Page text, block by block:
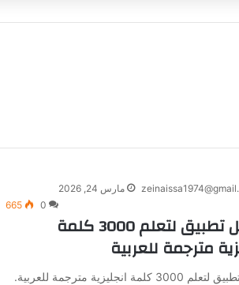
مارس 24, 2026
0
665
أسهل تطبيق لتعلم 3000 كلمة
مترجمة للعربية
أسهل تطبيق لتعلم 3000 كلمة انجليزية مترجمة للعربية.